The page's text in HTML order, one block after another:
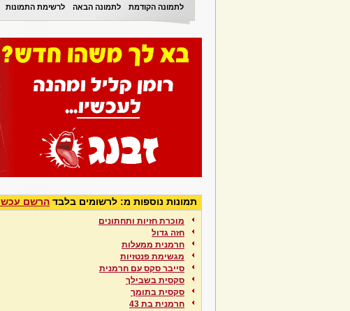
לתמונה הקודמת לתמונה הבאה לרשימת התמונות
תמונות נוספות מ: לרשומים בלבד הרשם
מוכרת חזיות ותחתונים
חזה גדול
חרמנית ממעלות
מגשימת פנטזיות
סייבר סקס עם חרמנית
סקסית בשבילך
סקסית בתומך
חרמנית בת 43